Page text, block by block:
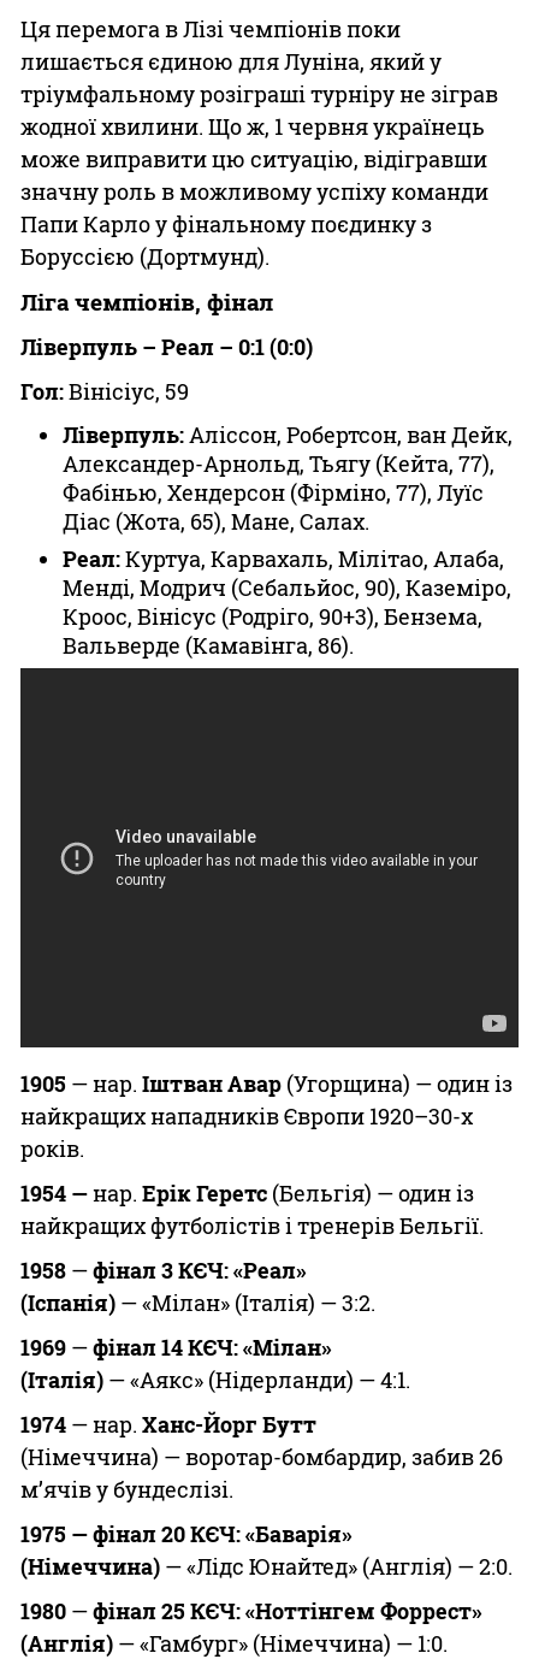
Ця перемога в Лізі чемпіонів поки
лишається єдиною для Луніна, який у
тріумфальному розіграші турніру не зіграв
жодної хвилини. Що ж, 1 червня українець
може виправити цю ситуацію, відігравши
значну роль в можливому успіху команди
Папи Карло у фінальному поєдинку з
Боруссією (Дортмунд).
Ліга чемпіонів, фінал
Ліверпуль – Реал – 0:1 (0:0)
Гол:Вінісіус, 59
Ліверпуль: Аліссон, Робертсон, ван Дейк,
Александер-Арнольд, Тьягу (Кейта, 77),
Фабінью, Хендерсон (Фірміно, 77), Луїс
Діас (Жота, 65), Мане, Салах.
Реал:Куртуа, Карвахаль, Мілітао, Алаба,
Менді, Модрич (Себальйос, 90), Каземіро,
Кроос, Вінісус (Родріго, 90+3), Бензема,
Вальверде (Камавінга, 86).
1905 — нар. Іштван Авар (Угорщина) — один із
найкращих нападників Європи 1920–30-х
років.
1954 —нар. Ерік Геретс (Бельгія) — один із
найкращих футболістів і тренерів Бельгії.
1958 —фінал 3 КЄЧ: «Реал»
(Іспанія) — «Мілан» (Італія) — 3:2.
1969 —фінал 14 КЄЧ: «Мілан»
(Італія) — «Аякс» (Нідерланди) — 4:1.
1974 — нар. Ханс-Йорг Бутт
(Німеччина) — воротар-бомбардир, забив 26
м’ячів у бундеслізі.
1975 — фінал 20 КЄЧ: «Баварія»
(Німеччина) — «Лідс Юнайтед» (Англія) — 2:0.
1980 —фінал 25 КЄЧ: «Ноттінгем Форрест»
(Англія) — «Гамбург» (Німеччина) — 1:0.